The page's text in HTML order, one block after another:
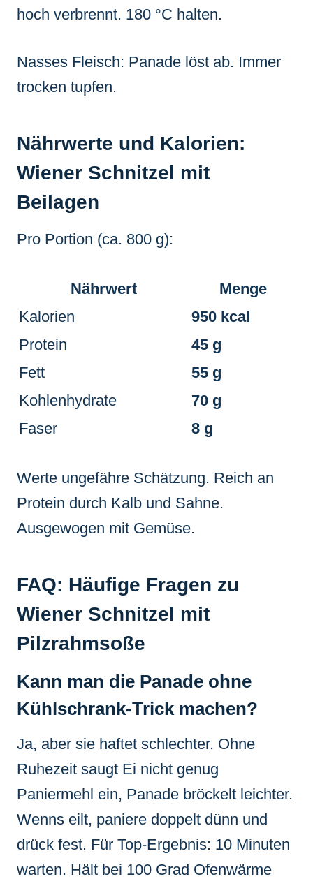
hoch verbrennt. 180 °C halten.
Nasses Fleisch: Panade löst ab. Immer
trocken tupfen.
Nährwerte und Kalorien:
Wiener Schnitzel mit
Beilagen
Pro Portion (ca. 800 g):
Nährwert
Menge
Kalorien
950 kcal
Protein
45 g
Fett
55 g
Kohlenhydrate
70 g
Faser
8 g
Werte ungefähre Schätzung. Reich an
Protein durch Kalb und Sahne.
Ausgewogen mit Gemüse.
FAQ: Häufige Fragen zu
Wiener Schnitzel mit
Pilzrahmsoße
Kann man die Panade ohne
Kühlschrank-Trick machen?
Ja, aber sie haftet schlechter. Ohne
Ruhezeit saugt Ei nicht genug
Paniermehl ein, Panade bröckelt leichter.
Wenns eilt, paniere doppelt dünn und
drück fest. Für Top-Ergebnis: 10 Minuten
warten. Hält bei 100 Grad Ofenwärme